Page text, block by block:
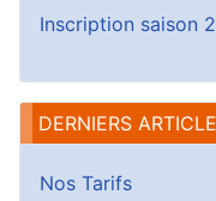
Inscription saison
DERNIERS
Nos Tarifs